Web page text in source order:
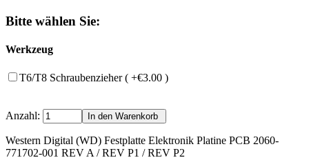
Bitte wählen Sie:
Werkzeug
T6/T8 Schraubenzieher ( +€3.00 )
Anzahl:
Western Digital (WD) Festplatte Elektronik Platine PCB 2060-
771702-001 REV A / REV P1 / REV P2